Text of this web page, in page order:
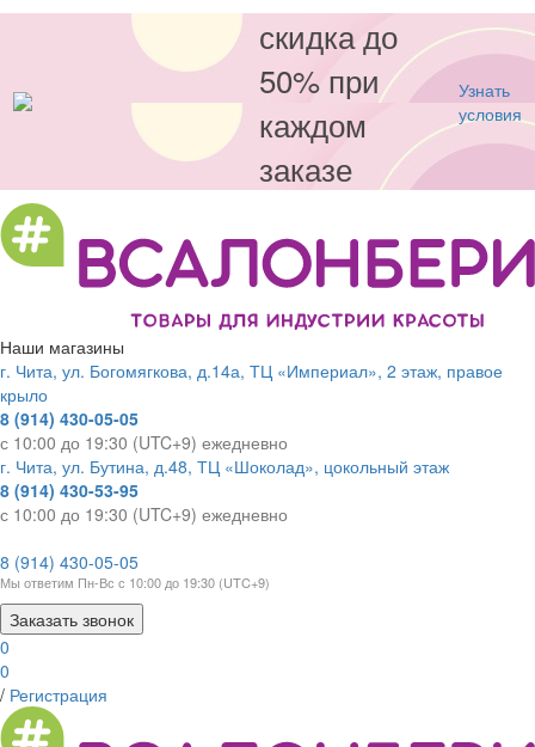
скидка до
50% при
каждом
заказе
Узнать
условия
Наши магазины
г. Чита, ул. Богомягкова, д.14а, ТЦ «Империал», 2 этаж, правое
крыло
8 (914) 430-05-05
с 10:00 до 19:30 (UTC+9) ежедневно
г. Чита, ул. Бутина, д.48, ТЦ «Шоколад», цокольный этаж
8 (914) 430-53-95
с 10:00 до 19:30 (UTC+9) ежедневно
8 (914) 430-05-05
Мы ответим Пн-Вс с 10:00 до 19:30 (UTC+9)
Заказать звонок
0
0
/ Регистрация